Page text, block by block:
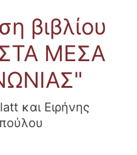
βιβλίου
ΜΕΣΑ
και Ειρήνης